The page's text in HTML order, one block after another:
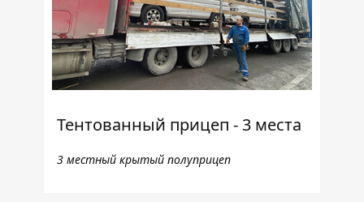
Тентованный прицеп - 3 места
3 местный крытый полуприцеп